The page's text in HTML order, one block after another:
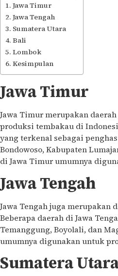
Jawa Timur
Jawa Tengah
Sumatera Utara
Bali
Lombok
Kesimpulan
Jawa Timur
Jawa Timur merupakan
produksi tembakau di
yang terkenal sebagai
Bondowoso, Kabupaten
di Jawa Timur umumnya
Jawa Tengah
Jawa Tengah juga merupakan
Beberapa daerah di Jawa
Temanggung, Boyolali, dan
umumnya digunakan untuk
Sumatera